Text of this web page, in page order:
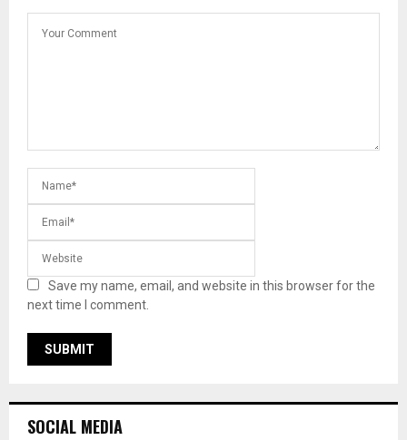
Save my name, email, and website in this browser for the
next time I comment.
SOCIAL MEDIA